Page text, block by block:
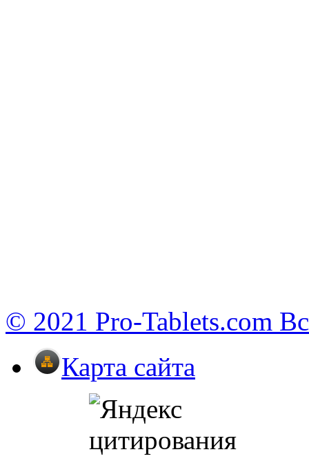
© 2021 Pro-Tablets.com
Карта сайта